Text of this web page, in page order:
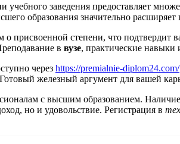
заведения предоставляет
образования значительно
присвоенной степени, что подтвердит
в вузе, практические навыки
через https://premialnie-diplom24.com/
железный аргумент для вашей
с высшим образованием.
но и удовольствие. Регистрация в